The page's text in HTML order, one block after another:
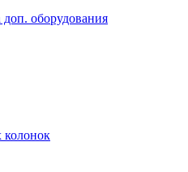
оборудования
колонок